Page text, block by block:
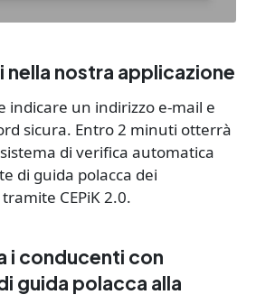
nella nostra applicazione
indicare un indirizzo e-mail e
sicura. Entro 2 minuti otterrà
sistema di verifica automatica
di guida polacca dei
CEPiK 2.0.
i conducenti con
guida polacca alla